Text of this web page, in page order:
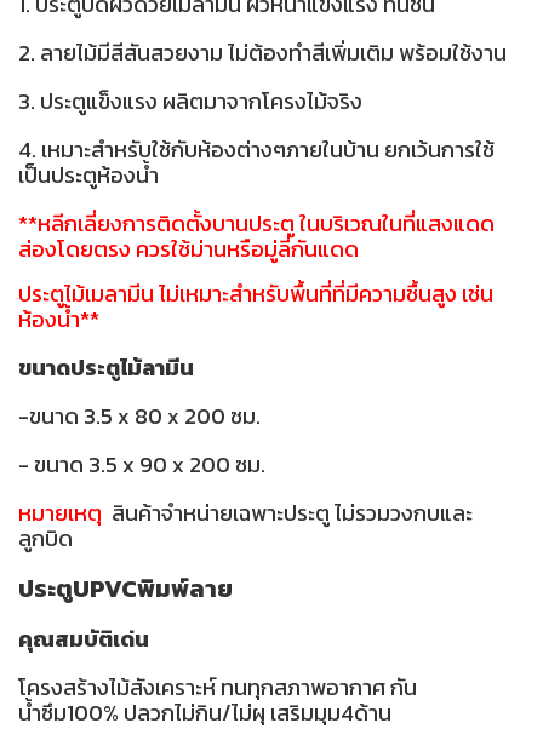
2. ลายไม้มีสีสันสวยงาม ไม่ต้องทำสีเพิ่มเติม พร้อมใช้งาน
3. ประตูแข็งแรง ผลิตมาจากโครงไม้จริง
4. เหมาะสำหรับใช้กับห้องต่างๆภายในบ้าน ยกเว้นการใช้
เป็นประตูห้องน้ำ
**หลีกเลี่ยงการติดตั้งบานประตู ในบริเวณในที่แสงแดด
ส่องโดยตรง ควรใช้ม่านหรือมู่ลี่กันแดด
ประตูไม้เมลามีน ไม่เหมาะสำหรับพื้นที่ที่มีความชื้นสูง เช่น
ห้องน้ำ**
ขนาดประตูไม้ลามีน
-ขนาด 3.5 x 80 x 200 ซม.
- ขนาด 3.5 x 90 x 200 ซม.
หมายเหตุ สินค้าจำหน่ายเฉพาะประตู ไม่รวมวงกบและ
ลูกบิด
ประตูUPVCพิมพ์ลาย
คุณสมบัติเด่น
โครงสร้างไม้สังเคราะห์ ทนทุกสภาพอากาศ กัน
น้ำซึม100% ปลวกไม่กิน/ไม่ผุ เสริมมุม4ด้าน